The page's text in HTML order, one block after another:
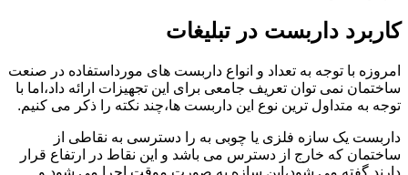
کاربرد داربست در تبلیغات
امروزه با توجه به تعداد و انواع داربست های مورداستفاده در صنعت
ساختمان نمی توان تعریف جامعی برای این تجهیزات ارائه داد،اما با
توجه به متداول ترین نوع این داربست ها،چند نکته را ذکر می کنیم.
داربست یک سازه فلزی یا چوبی به را دسترسی به نقاطی از
ساختمان که خارج از دسترس می باشد و این نقاط در ارتفاع قرار
دارند گفته می شود،این سازه به صورت موقت اجرا می شود و